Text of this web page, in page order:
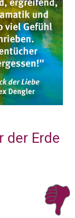
der Erde